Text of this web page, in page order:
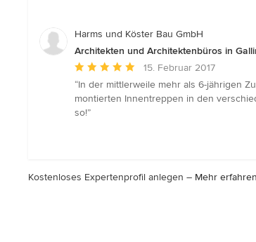
Sternen
Harms und Köster Bau GmbH
Architekten und Architektenbüros in
Durchschnittliche
Bewertung:
5
von
15. Februar 2017
“In der mittlerweile mehr als 6-jährigen
montierten Innentreppen in den
so!”
Kostenloses Expertenprofil anlegen – Mehr erfahren